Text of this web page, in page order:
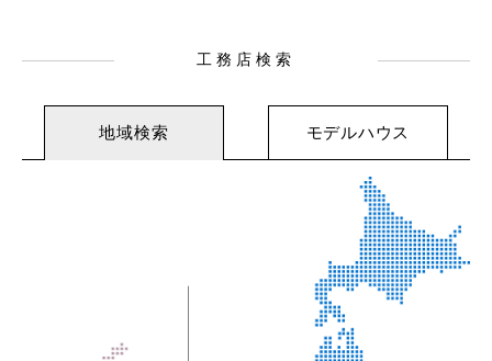
工務店検索
地域検索 モデルハウス